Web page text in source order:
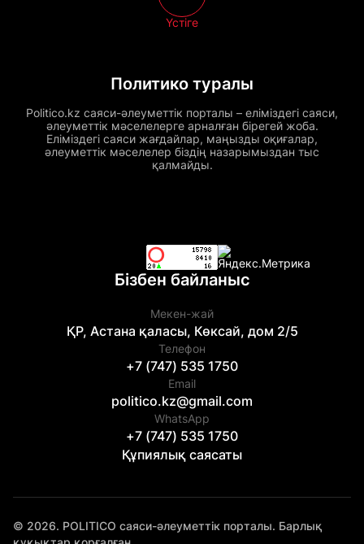
Политико туралы
Politico.kz саяси-әлеуметтік порталы – еліміздегі саяси,
әлеуметтік мәселелерге арналған бірегей жоба.
Еліміздегі саяси жағдайлар, маңызды оқиғалар,
әлеуметтік мәселелер біздің назарымыздан тыс
қалмайды.
Үстіге
Бізбен байланыс
Мекен-жай
ҚР, Астана қаласы, Көксай, дом 2/5
Телефон
+7 (747) 535 1750
Email
politico.kz@gmail.com
WhatsApp
+7 (747) 535 1750
Құпиялық саясаты
© 2026. POLITICO саяси-әлеуметтік порталы. Барлық